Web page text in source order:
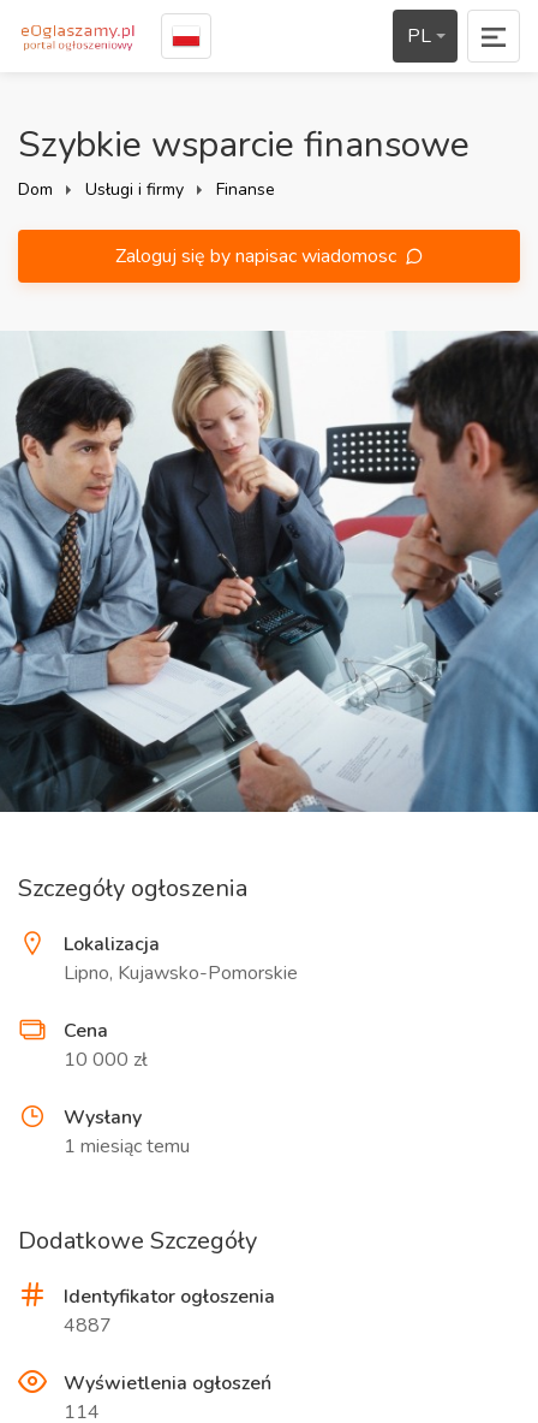
PL
Szybkie wsparcie finansowe
Dom Usługi i firmy Finanse
Zaloguj się by napisac wiadomosc
Szczegóły ogłoszenia
Lokalizacja
Lipno, Kujawsko-Pomorskie
Cena
10 000 zł
Wysłany
1 miesiąc temu
Dodatkowe Szczegóły
Identyfikator ogłoszenia
4887
Wyświetlenia ogłoszeń
114